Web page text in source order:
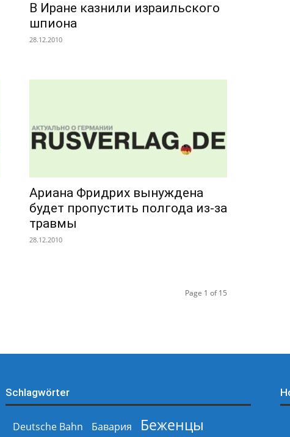
В Иране казнили израильского
шпиона
28.12.2010
Ариана Фридрих вынуждена
будет пропустить полгода из-за
травмы
28.12.2010
Page 1 of 15
Schlagwörter
Deutsche Bahn Бавария
Беженцы